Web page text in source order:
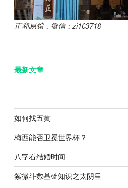
正和易馆，微信：zi103718
最新文章
如何找五黄
梅西能否卫冕世界杯？
八字看结婚时间
紫微斗数基础知识之太阴星